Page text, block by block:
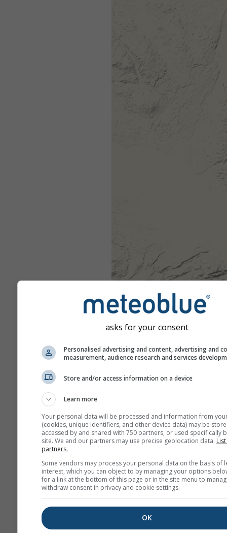
asks for your consent
Personalised advertising and content, advertising and
measurement, audience research and services
Store and/or access information on a device
Learn more
Your personal data will be processed and information from
(cookies, unique identifiers, and other device data) may be
accessed by and shared with 750 partners, or used specifically
site. We and our partners may use precise geolocation data.
partners.
Some vendors may process your personal data on the basis of
interest, which you can object to by managing your options
for a link at the bottom of this page or in the site menu to
withdraw consent in privacy and cookie settings.
OK